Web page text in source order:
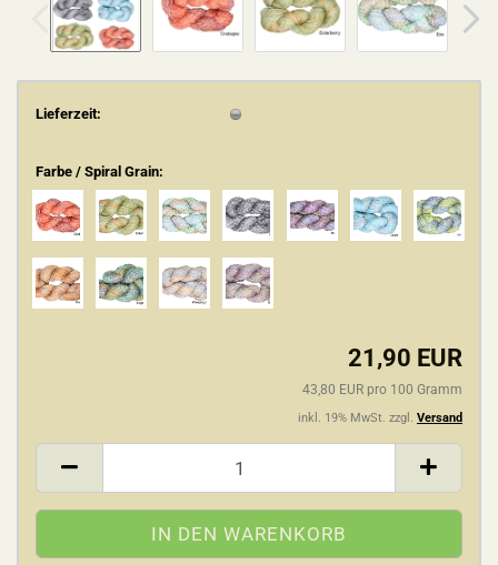
Lieferzeit:
Farbe / Spiral Grain:
21,90 EUR
43,80 EUR pro 100 Gramm
inkl. 19% MwSt. zzgl. Versand